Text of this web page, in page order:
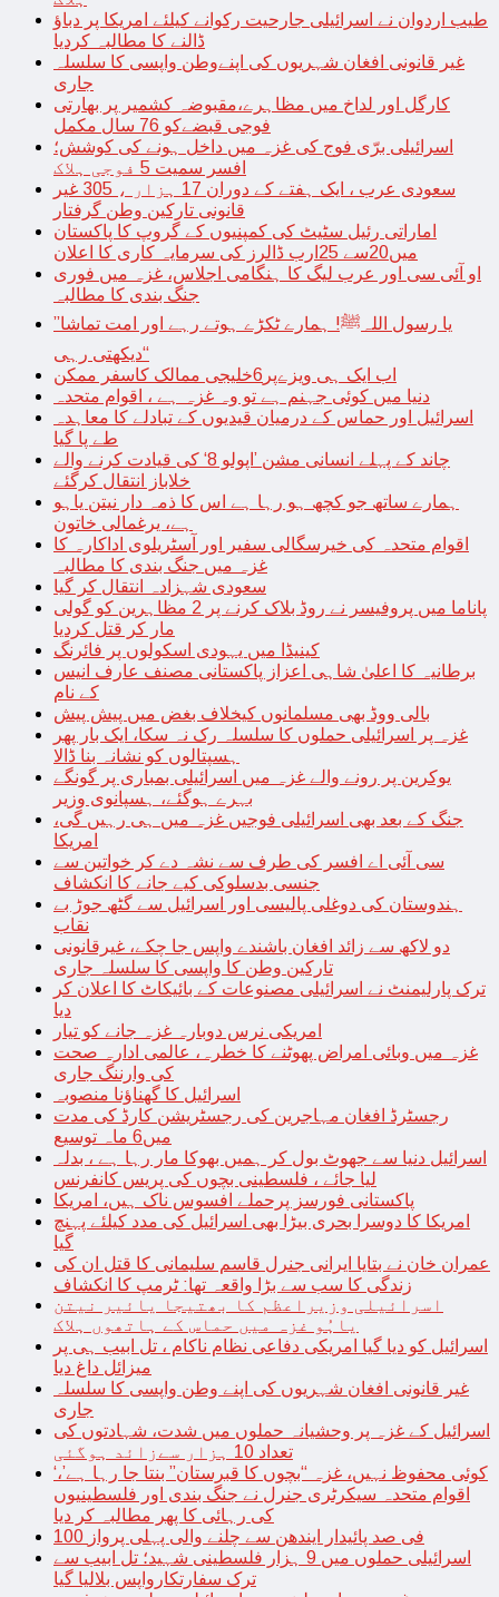
طیب اردوان نے اسرائیلی جارحیت رکوانے کیلئے امریکا پر دباؤ
ڈالنے کا مطالبہ کردیا
غیر قانونی افغان شہریوں کی اپنےوطن واپسی کا سلسلہ
جاری
کارگل اور لداخ میں مظاہرے،مقبوضہ کشمیر پر بھارتی
فوجی قبضےکو 76 سال مکمل
اسرائیلی برّی فوج کی غزہ میں داخل ہونے کی کوشش؛
افسر سمیت 5 فوجی ہلاک
سعودی عرب ، ایک ہفتے کے دوران 17 ہزار ، 305 غیر
قانونی تارکین وطن گرفتار
اماراتی رئیل سٹیٹ کی کمپنیوں کے گروپ کا پاکستان
میں20سے 25ارب ڈالرز کی سرمایہ کاری کا اعلان
او آئی سی اور عرب لیگ کا ہنگامی اجلاس، غزہ میں فوری
جنگ بندی کا مطالبہ
’’یا رسول اللہﷺ! ہمارے ٹکڑے ہوتے رہے اور امت تماشا
دیکھتی رہی‘‘
اب ایک ہی ویزےپر6خلیجی ممالک کاسفر ممکن
دنیا میں کوئی جہنم ہے تو وہ غزہ ہے ، اقوام متحدہ
اسرائیل اور حماس کے درمیان قیدیوں کے تبادلے کا معاہدہ
طے پا گیا
چاند کے پہلے انسانی مشن ’اپولو 8‘ کی قیادت کرنے والے
خلاباز انتقال کرگئے
ہمارے ساتھ جو کچھ ہو رہا ہے اس کا ذمہ دار نیتن یاہو
ہے، یرغمالی خاتون
اقوام متحدہ کی خیرسگالی سفیر اور آسٹریلوی اداکارہ کا
غزہ میں جنگ بندی کا مطالبہ
سعودی شہزادہ انتقال کر گیا
پاناما میں پروفیسر نے روڈ بلاک کرنے پر 2 مظاہرین کو گولی
مار کر قتل کردیا
کینیڈا میں یہودی اسکولوں پر فائرنگ
برطانیہ کا اعلیٰ شاہی اعزاز پاکستانی مصنف عارف انیس
کے نام
بالی ووڈ بھی مسلمانوں کیخلاف بغض میں پیش پیش
غزہ پر اسرائیلی حملوں کا سلسلہ رک نہ سکا، ایک بار پھر
ہسپتالوں کو نشانہ بنا ڈالا
یوکرین پر رونے والے غزہ میں اسرائیلی بمباری پر گونگے
بہرے ہوگئے، ہسپانوی وزیر
جنگ کے بعد بھی اسرائیلی فوجیں غزہ میں ہی رہیں گی،
امریکا
سی آئی اے افسر کی طرف سے نشہ دے کر خواتین سے
جنسی بدسلوکی کیے جانے کا انکشاف
ہندوستان کی دوغلی پالیسی اور اسرائیل سے گٹھ جوڑ بے
نقاب
دو لاکھ سے زائد افغان باشندے واپس جا چکے، غیرقانونی
تارکین وطن کا واپسی کا سلسلہ جاری
ترک پارلیمنٹ نے اسرائیلی مصنوعات کے بائیکاٹ کا اعلان کر
دیا
امریکی نرس دوبارہ غزہ جانے کو تیار
غزہ میں وبائی امراض پھوٹنے کا خطرہ، عالمی ادارہ صحت
کی وارننگ جاری
اسرائیل کا گھناؤنا منصوبہ
رجسٹرڈ افغان مہاجرین کی رجسٹریشن کارڈ کی مدت
میں6 ماہ توسیع
اسرائیل دنیا سے جھوٹ بول کر ہمیں بھوکا مار رہا ہے ، بدلہ
لیا جائے ، فلسطینی بچوں کی پریس کانفرنس
پاکستانی فورسز پرحملے افسوس ناک ہیں، امریکا
امریکا کا دوسرا بحری بیڑا بھی اسرائیل کی مدد کیلئے پہنچ
گیا
عمران خان نے بتایا ایرانی جنرل قاسم سلیمانی کا قتل ان کی
زندگی کا سب سے بڑا واقعہ تھا: ٹرمپ کا انکشاف
اسرائیلی وزیراعظم کا بھتیجا یائیر نیتن
یاہُو غزہ میں حماس کے ہاتھوں ہلاک
اسرائیل کو دیا گیا امریکی دفاعی نظام ناکام ، تل ابیب ہی پر
میزائل داغ دیا
غیر قانونی افغان شہریوں کی اپنے وطن واپسی کا سلسلہ
جاری
اسرائیل کے غزہ پر وحشیانہ حملوں میں شدت، شہادتوں کی
تعداد 10 ہزار سےزائد ہوگئی
‘کوئی محفوظ نہیں، غزہ “بچوں کا قبرستان” بنتا جا رہا ہے’،
اقوام متحدہ سیکرٹری جنرل نے جنگ بندی اور فلسطینیوں
کی رہائی کا پھر مطالبہ کر دیا
100 فی صد پائیدار ایندھن سے چلنے والی پہلی پرواز
اسرائیلی حملوں میں 9 ہزار فلسطینی شہید؛ تل ابیب سے
ترک سفارتکارواپس بلالیا گیا